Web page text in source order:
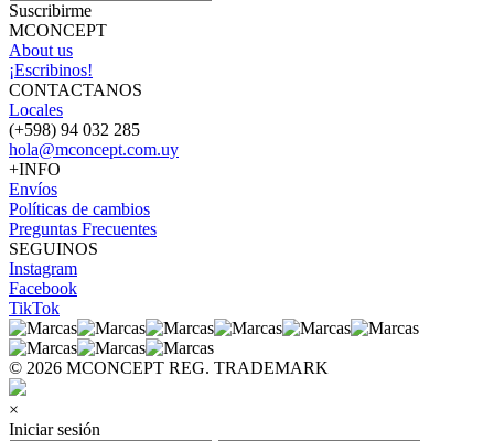
Suscribirme
MCONCEPT
About us
¡Escribinos!
CONTACTANOS
Locales
(+598) 94 032 285
hola@mconcept.com.uy
+INFO
Envíos
Políticas de cambios
Preguntas Frecuentes
SEGUINOS
Instagram
Facebook
TikTok
© 2026 MCONCEPT REG. TRADEMARK
×
Iniciar sesión